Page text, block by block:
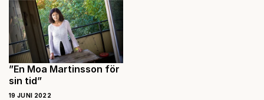
emot sig. Det är
något ursvenskt
över det.
”En Moa Martinsson för
sin tid”
19 JUNI 2022